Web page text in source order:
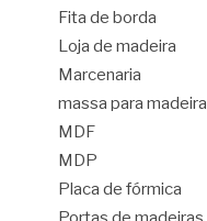
Fita de borda
Loja de madeira
Marcenaria
massa para madeira
MDF
MDP
Placa de fórmica